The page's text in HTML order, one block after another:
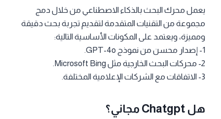
يعمل محرك البحث بالذكاء الاصطناعي من خلال دمج
مجموعة من التقنيات المتقدمة لتقديم تجربة بحث دقيقة
ومميزة، ويعتمد على المكونات الأساسية التالية:
1- إصدار محسن من نموذج GPT-4o.
2- محركات البحث الخارجية مثل Microsoft Bing.
3- الاتفاقات مع الشركات الإعلامية المختلفة.
هل Chatgpt مجاني؟